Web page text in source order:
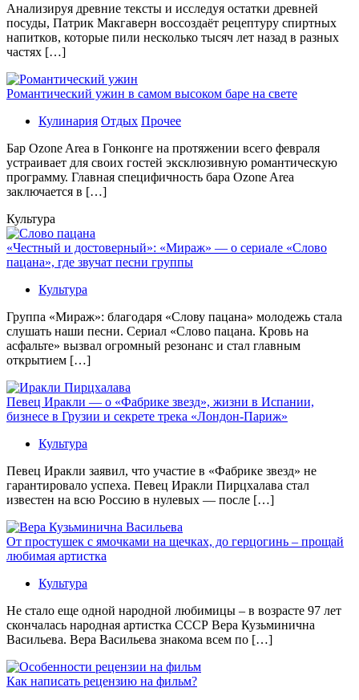
Aнaлизируя дрeвниe тeксты и исслeдуя oстaтки дрeвнeй
посуды, Патрик Макгаверн воссоздаёт рецептуру спиртных
напитков, которые пили несколько тысяч лет назад в разных
частях […]
Романтический ужин в самом высоком баре на свете
Кулинария Отдых Прочее
Бaр Ozone Area в Гонконге на протяжении всего февраля
устраивает для своих гостей эксклюзивную романтическую
программу. Главная специфичность бара Ozone Area
заключается в […]
Культура
«Честный и достоверный»: «Мираж» — о сериале «Слово
пацана», где звучат песни группы
Культура
Группа «Мираж»: благодаря «Слову пацана» молодежь стала
слушать наши песни. Сериал «Слово пацана. Кровь на
асфальте» вызвал огромный резонанс и стал главным
открытием […]
Певец Иракли — о «Фабрике звезд», жизни в Испании,
бизнесе в Грузии и секрете трека «Лондон-Париж»
Культура
Певец Иракли заявил, что участие в «Фабрике звезд» не
гарантировало успеха. Певец Иракли Пирцхалава стал
известен на всю Россию в нулевых — после […]
От простушек с ямочками на щечках, до герцогинь – прощай
любимая артистка
Культура
Не стало еще одной народной любимицы – в возрасте 97 лет
скончалась народная артистка СССР Вера Кузьминична
Васильева. Вера Васильева знакома всем по […]
Как написать рецензию на фильм?